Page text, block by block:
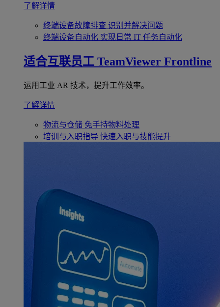
了解详情
终端设备故障排查 识别并解决问题
终端设备自动化 实现日常 IT 任务自动化
适合互联员工 TeamViewer Frontline
运用工业 AR 技术，提升工作效率。
了解详情
物流与仓储 免手持物料处理
培训与入职指导 快速入职与技能提升